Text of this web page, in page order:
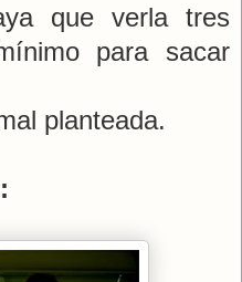
que verla tres
para sacar
planteada.